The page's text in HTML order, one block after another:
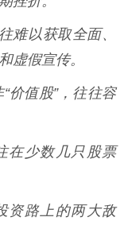
难以获取全面、
虚假宣传。
价值股”，往往容
在少数几只股票
资路上的两大敌